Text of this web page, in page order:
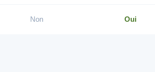
Non Oui